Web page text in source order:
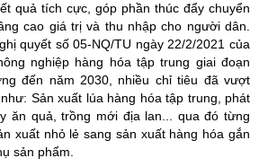
quả tích cực, góp phần thúc đẩy chuyển
cao giá trị và thu nhập cho người dân.
quyết số 05-NQ/TU ngày 22/2/2021 của
nghiệp hàng hóa tập trung giai đoạn
đến năm 2030, nhiều chỉ tiêu đã vượt
Sản xuất lúa hàng hóa tập trung, phát
ăn quả, trồng mới địa lan... qua đó từng
xuất nhỏ lẻ sang sản xuất hàng hóa gắn
sản phẩm.